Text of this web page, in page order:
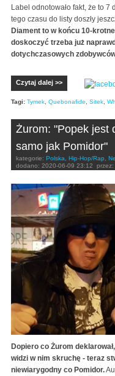
Label odnotowało fakt, że to
tego czasu do listy doszły
Diament to w końcu 10-
doskoczyć trzeba już
dotychczasowych
Czytaj dalej >>
Tagi: Tymek Quebonafide Sitek
Żurom: "Popek jest
samo jak Pomidor"
kategorie: Polska Hip-Hop/Rap
dodano: 2020-06-09 23:12 przez:
Dopiero co Żurom
widzi w nim skruchę - teraz
niewiarygodny co Pomidor.